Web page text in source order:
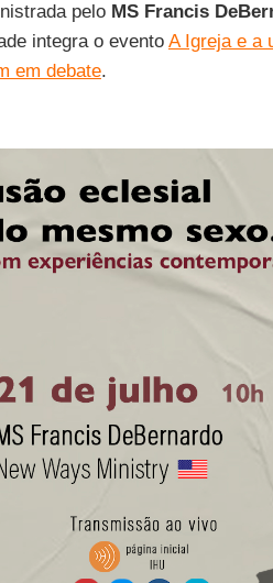
pelo MS Francis
integra o evento A Igreja e a
em debate.